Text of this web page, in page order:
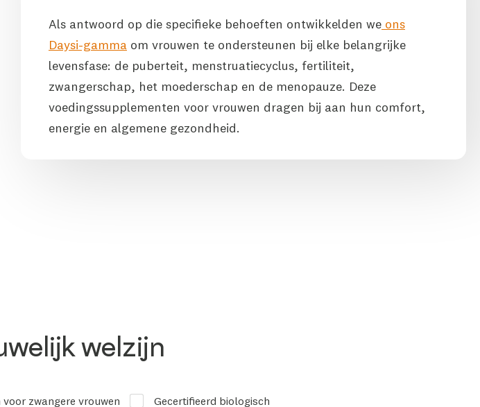
Als antwoord op die specifieke behoeften ontwikkelden weons
Daysi-gammaom vrouwen te ondersteunen bij elke belangrijke
levensfase: de puberteit, menstruatiecyclus, fertiliteit,
zwangerschap, het moederschap en de menopauze. Deze
voedingssupplementen voor vrouwen dragen bij aan hun comfort,
energie en algemene gezondheid.
welzijn
zwangere vrouwen Gecertifieerd biologisch